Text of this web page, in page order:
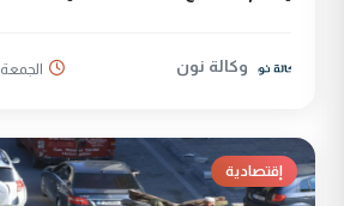
وكالة نون الجمعة 12 حزيران 2026
إقتصادية